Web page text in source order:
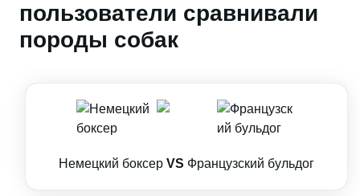
пользователи сравнивали
породы собак
Немецкий боксер VS Французский бульдог